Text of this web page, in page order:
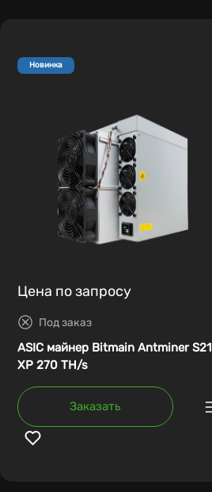
Новинка
Цена по запросу
Под заказ
ASIC майнер Bitmain Antminer S21
XP 270 TH/s
Заказать